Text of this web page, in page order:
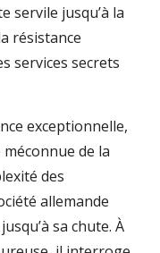
servile jusqu’à la
résistance
services secrets
exceptionnelle,
de la
des
allemande
sa chute. À